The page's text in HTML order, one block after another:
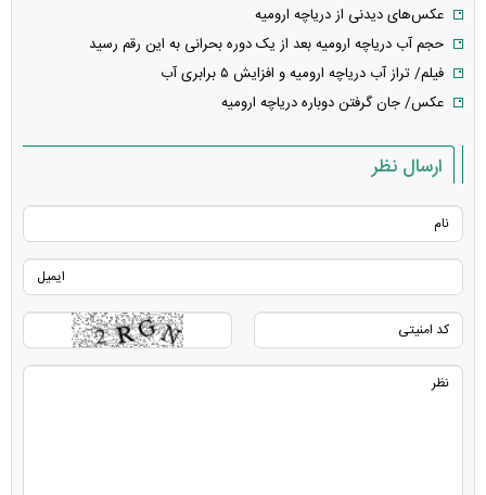
عکس‌های دیدنی از دریاچه ارومیه
حجم آب دریاچه ارومیه بعد از یک دوره بحرانی به این رقم رسید
فیلم/ تراز آب دریاچه ارومیه و افزایش ۵ برابری آب
عکس/ جان گرفتن دوباره دریاچه ارومیه
ارسال نظر